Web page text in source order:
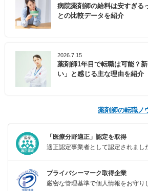
病院薬剤師の給料は安すぎる
との比較データを紹介
2026.7.15
薬剤師1年目で転職は可能？
い」と感じる主な理由を紹介
薬剤師の転職ノ
「医療分野適正」認定を取得
適正認定事業者として認定されまし
プライバシーマーク取得企業
厳密な管理基準で個人情報をお守り